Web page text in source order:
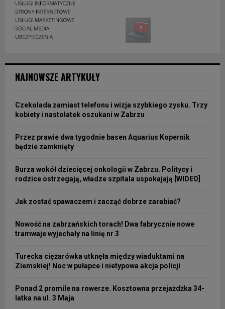
NAJNOWSZE ARTYKUŁY
Czekolada zamiast telefonu i wizja szybkiego zysku. Trzy
kobiety i nastolatek oszukani w Zabrzu
Przez prawie dwa tygodnie basen Aquarius Kopernik
będzie zamknięty
Burza wokół dziecięcej onkologii w Zabrzu. Politycy i
rodzice ostrzegają, władze szpitala uspokajają [WIDEO]
Jak zostać spawaczem i zacząć dobrze zarabiać?
Nowość na zabrzańskich torach! Dwa fabrycznie nowe
tramwaje wyjechały na linię nr 3
Turecka ciężarówka utknęła między wiaduktami na
Ziemskiej! Noc w pułapce i nietypowa akcja policji
Ponad 2 promile na rowerze. Kosztowna przejażdżka 34-
latka na ul. 3 Maja